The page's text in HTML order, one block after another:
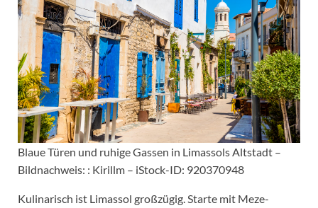
Blaue Türen und ruhige Gassen in Limassols Altstadt –
Bildnachweis: : Kirillm – iStock-ID: 920370948
Kulinarisch ist Limassol großzügig. Starte mit Meze-